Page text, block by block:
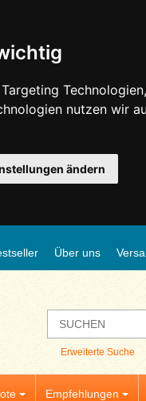
nutzen wir
ändern
Über uns
Erweiterte Suche
Empfehlungen